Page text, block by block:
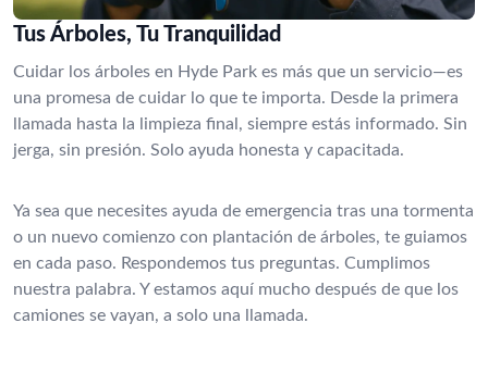
Tus Árboles, Tu Tranquilidad
Cuidar los árboles en Hyde Park es más que un servicio—es
una promesa de cuidar lo que te importa. Desde la primera
llamada hasta la limpieza final, siempre estás informado. Sin
jerga, sin presión. Solo ayuda honesta y capacitada.
Ya sea que necesites ayuda de emergencia tras una tormenta
o un nuevo comienzo con plantación de árboles, te guiamos
en cada paso. Respondemos tus preguntas. Cumplimos
nuestra palabra. Y estamos aquí mucho después de que los
camiones se vayan, a solo una llamada.